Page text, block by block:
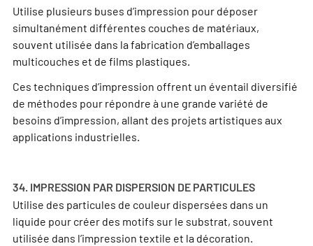
Utilise plusieurs buses d’impression pour déposer
simultanément différentes couches de matériaux,
souvent utilisée dans la fabrication d’emballages
multicouches et de films plastiques.
Ces techniques d’impression offrent un éventail diversifié
de méthodes pour répondre à une grande variété de
besoins d’impression, allant des projets artistiques aux
applications industrielles.
34. IMPRESSION PAR DISPERSION DE PARTICULES
Utilise des particules de couleur dispersées dans un
liquide pour créer des motifs sur le substrat, souvent
utilisée dans l’impression textile et la décoration.